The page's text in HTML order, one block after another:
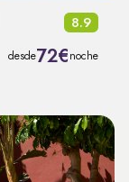
8.9
desde72€noche